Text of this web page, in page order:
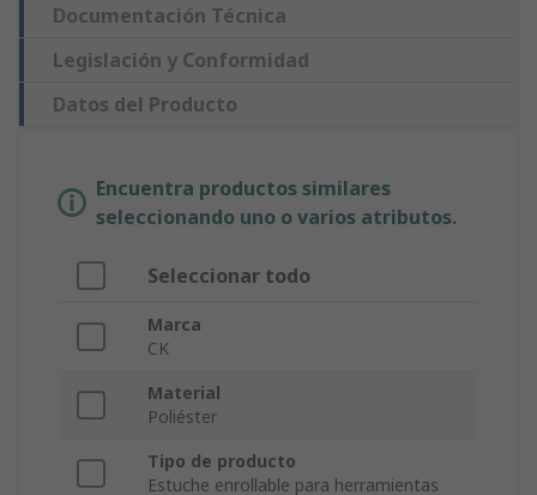
Documentación Técnica
Legislación y Conformidad
Datos del Producto
Encuentra productos similares
seleccionando uno o varios atributos.
Seleccionar todo
Marca
CK
Material
Poliéster
Tipo de producto
Estuche enrollable para herramientas